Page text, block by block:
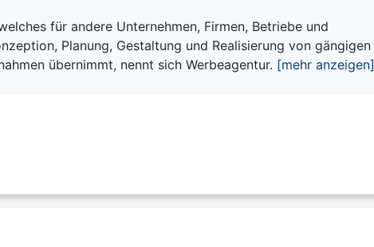
für andere Unternehmen, Firmen, Betriebe und
Planung, Gestaltung und Realisierung von gängigen
übernimmt, nennt sich Werbeagentur. [mehr anzeigen]